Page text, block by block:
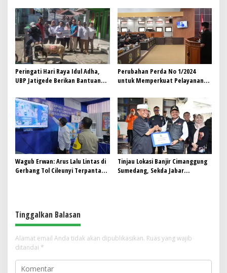
Organisasi
Peringati Hari Raya Idul Adha,
UBP Jatigede Berikan Bantuan
Perubahan Perda No 1/2024
untuk Memperkuat Pelayanan
Keadilan Sosial
Wagub Erwan: Arus Lalu Lintas di
Gerbang Tol Cileunyi Terpantau
Tinjau Lokasi Banjir Cimanggung
Sumedang, Sekda Jabar
Tinggalkan Balasan
Alamat email Anda tidak akan dipublikasikan. Ruas yang wajib
ditandai *